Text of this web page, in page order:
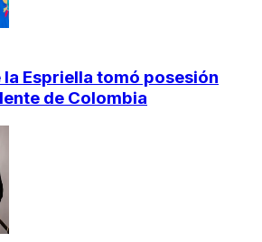
Espriella tomó posesión
de Colombia